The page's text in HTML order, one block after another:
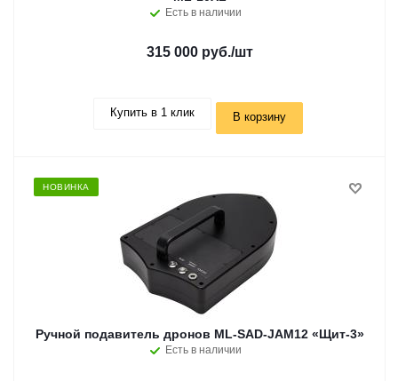
Есть в наличии
315 000 руб./шт
Купить в 1 клик В корзину
НОВИНКА
Ручной подавитель дронов ML-SAD-JAM12 «Щит-3»
Есть в наличии